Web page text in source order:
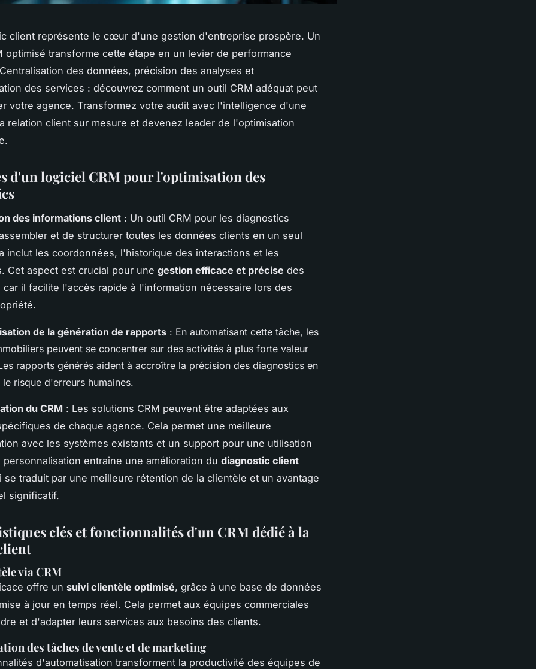
client représente le cœur d'une gestion d'entreprise prospère. Un
optimisé transforme cette étape en un levier de performance
des données, précision des analyses et
des services : découvrez comment un outil CRM adéquat peut
votre agence. Transformez votre audit avec l'intelligence d'une
relation client sur mesure et devenez leader de l'optimisation
d'un logiciel CRM pour l'optimisation des
des informations client : Un outil CRM pour les diagnostics
et de structurer toutes les données clients en un seul
inclut les coordonnées, l'historique des interactions et les
Cet aspect est crucial pour une gestion efficace et précise des
car il facilite l'accès rapide à l'information nécessaire lors des
de la génération de rapports : En automatisant cette tâche, les
peuvent se concentrer sur des activités à plus forte valeur
rapports générés aident à accroître la précision des diagnostics en
le risque d'erreurs humaines.
du CRM : Les solutions CRM peuvent être adaptées aux
de chaque agence. Cela permet une meilleure
avec les systèmes existants et un support pour une utilisation
personnalisation entraîne une amélioration du diagnostic client
se traduit par une meilleure rétention de la clientèle et un avantage
significatif.
clés et fonctionnalités d'un CRM dédié à la
via CRM
offre un suivi clientèle optimisé, grâce à une base de données
à jour en temps réel. Cela permet aux équipes commerciales
et d'adapter leurs services aux besoins des clients.
des tâches de vente et de marketing
d'automatisation transforment la productivité des équipes de